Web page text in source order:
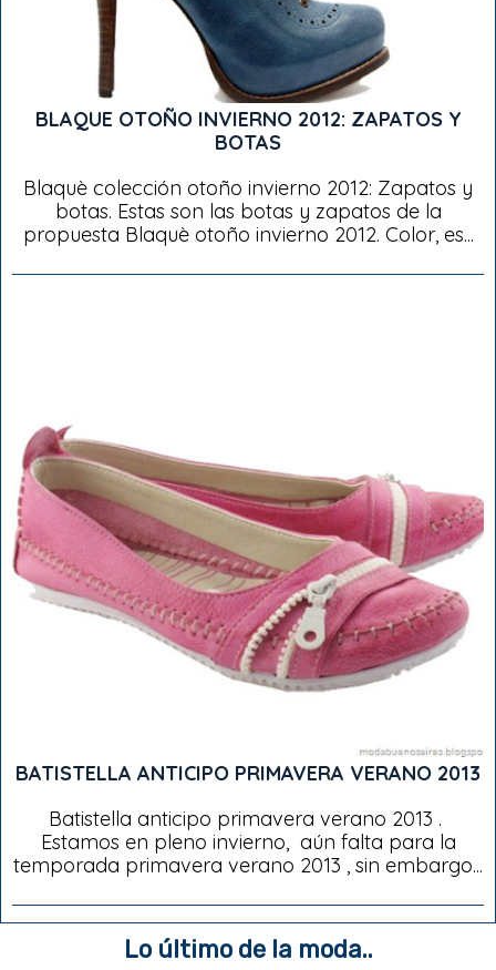
BLAQUE OTOÑO INVIERNO 2012: ZAPATOS Y
BOTAS
Blaquè colección otoño invierno 2012: Zapatos y
botas. Estas son las botas y zapatos de la
propuesta Blaquè otoño invierno 2012. Color, es...
BATISTELLA ANTICIPO PRIMAVERA VERANO 2013
Batistella anticipo primavera verano 2013 .
Estamos en pleno invierno, aún falta para la
temporada primavera verano 2013 , sin embargo...
Lo último de la moda..